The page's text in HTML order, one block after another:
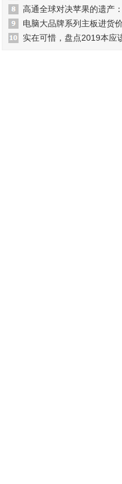
高通全球对决苹果的遗产
电脑大品牌系列主板进货
实在可惜，盘点2019本应